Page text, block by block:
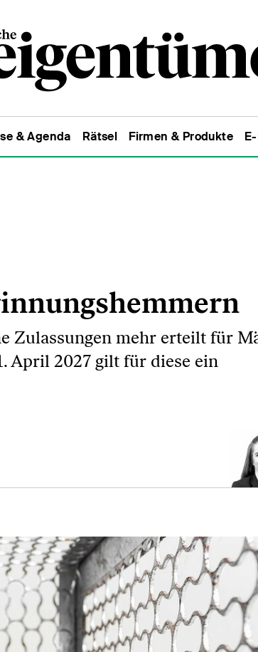
& Agenda Rätsel Firmen & Produkte
Zulassungen mehr erteilt für
April 2027 gilt für diese ein